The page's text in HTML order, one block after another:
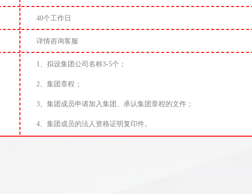
40个工作日
详情咨询客服
1、拟设集团公司名称3-5个；
2、集团章程；
3、集团成员申请加入集团、承认集团章程的文件；
4、集团成员的法人资格证明复印件。